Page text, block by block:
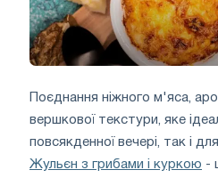
Поєднання ніжного м'яса,
вершкової текстури, яке
повсякденної вечері, так і
Жульєн з грибами і куркою -